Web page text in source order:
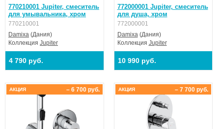
770210001 Jupiter, смеситель
для умывальника, хром
770210001
Damixa (Дания)
Коллекция Jupiter
4 790 руб.
772000001 Jupiter, смеситель
для душа, хром
772000001
Damixa(Дания)
Коллекция Jupiter
10 990 руб.
– 6 700 руб.
АКЦИЯ – 7 700 руб.
АКЦИЯ